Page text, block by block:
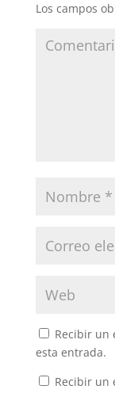
Los campos
Recibir un
esta entrada.
Recibir un